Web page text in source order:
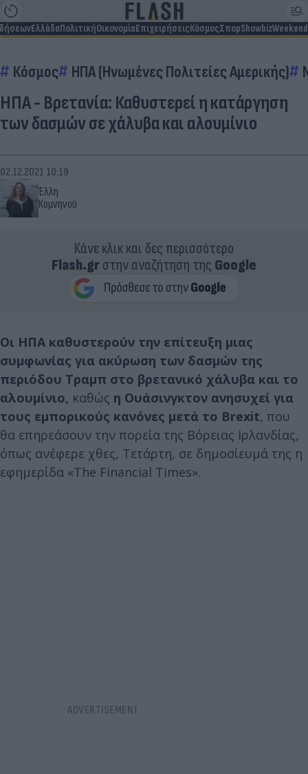
ΕλλάδαΠολιτικήΟικονομίαΕπιχειρήσειςΚόσμοςΣπορShowbizWeekend
Κόσμος ΗΠΑ (Ηνωμένες Πολιτείες Αμερικής)
ΗΠΑ - Βρετανία: Καθυστερεί η κατάργηση
των δασμών σε χάλυβα και αλουμίνιο
Έλλη
Κομνηνού
02.12.2021 10:19
Κάνε κλικ και δες περισσότερο
Flash.grστην αναζήτηση της Google
Οι ΗΠΑ καθυστερούν την επίτευξη μιας
συμφωνίας για ακύρωση των δασμών της
περιόδου Τραμπ στο βρετανικό χάλυβα και το
αλουμίνιο, καθώς η Ουάσινγκτον ανησυχεί για
τους εμπορικούς κανόνες μετά το Brexit, που
θα επηρεάσουν την πορεία της Βόρειας Ιρλανδίας,
όπως ανέφερε χθες, Τετάρτη, σε δημοσίευμά της η
εφημερίδα «The Financial Times».